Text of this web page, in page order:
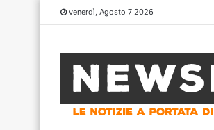
venerdì, Agosto 7 2026